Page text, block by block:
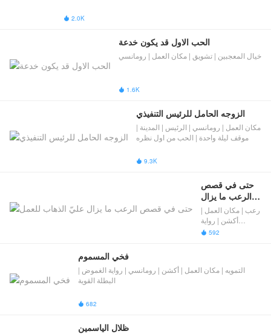
 2.0K
الحب الاول قد يكون خدعة
خيال المعجبين | تشويق | مكان العمل | رومانسي
 1.6K
الزوجه الحامل للرئيس التنفيذي
مكان العمل | رومانسي | الرئيس | المدينة |
موقف ليلة واحدة | الحب من اول نظره
 9.3K
حتى في قصص
الرعب ما يزال
عليّ الذهاب
للعمل
رعب | مكان العمل |
أكشن | رواية
الغموض | خيال
 592
فخي المسموم
التمويه | مكان العمل | أكشن | رومانسي | رواية الغموض |
البطلة القوية
 682
ظلال الياسمين